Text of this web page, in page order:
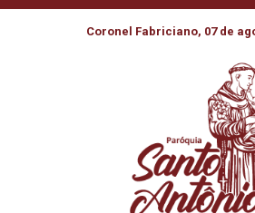
Coronel Fabriciano, 07 de